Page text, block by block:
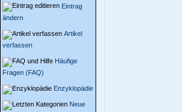
Eintrag
ändern
Artikel
verfassen
Häufige
Fragen (FAQ)
Enzyklopädie
Neue